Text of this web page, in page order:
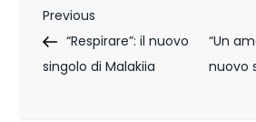
N
a
Previous
Post
Previous
“Respirare”: il nuovo
singolo di Malakiia
“Un
nuovo